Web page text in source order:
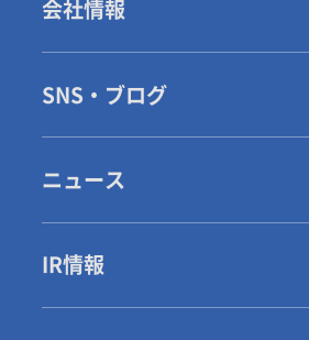
会社情報
SNS・ブログ
ニュース
IR情報